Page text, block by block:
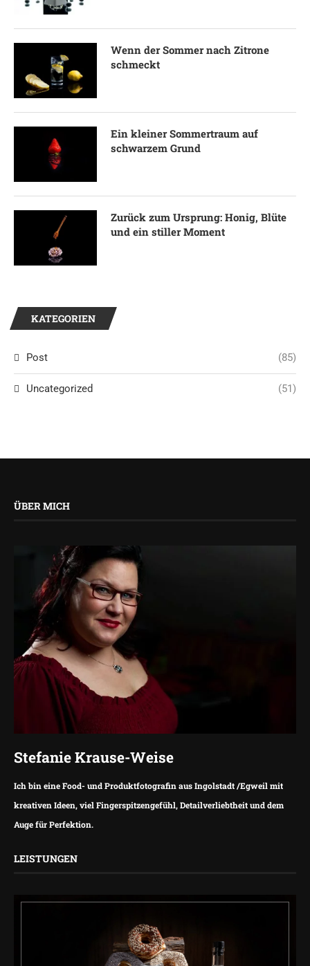
Wenn der Sommer nach Zitrone
schmeckt
Ein kleiner Sommertraum auf
schwarzem Grund
Zurück zum Ursprung: Honig, Blüte
und ein stiller Moment
KATEGORIEN
Post (85)
Uncategorized (51)
ÜBER MICH
Stefanie Krause-Weise
Ich bin eine Food- und Produktfotografin aus Ingolstadt /Egweil mit
kreativen Ideen, viel Fingerspitzengefühl, Detailverliebtheit und dem
Auge für Perfektion.
LEISTUNGEN